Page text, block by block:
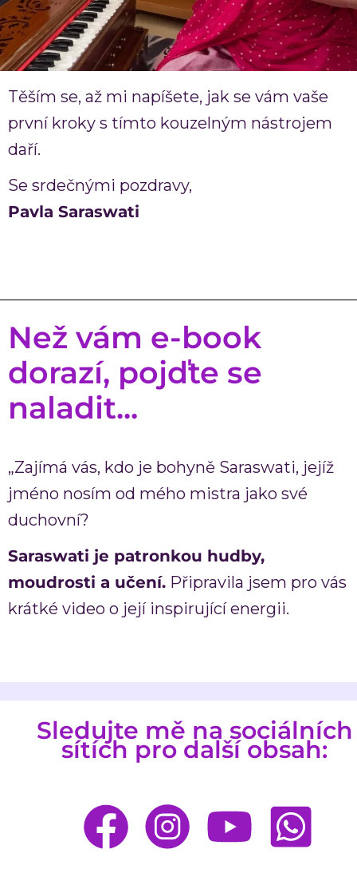
Těším se, až mi napíšete, jak se vám vaše
první kroky s tímto kouzelným nástrojem
daří.
Se srdečnými pozdravy,
Pavla Saraswati
Než vám e-book
dorazí, pojďte se
naladit...
„Zajímá vás, kdo je bohyně Saraswati, jejíž
jméno nosím od mého mistra jako své
duchovní?
Saraswati je patronkou hudby,
moudrosti a učení. Připravila jsem pro vás
krátké video o její inspirující energii.
Sledujte mě na sociálních
sítích pro další obsah: